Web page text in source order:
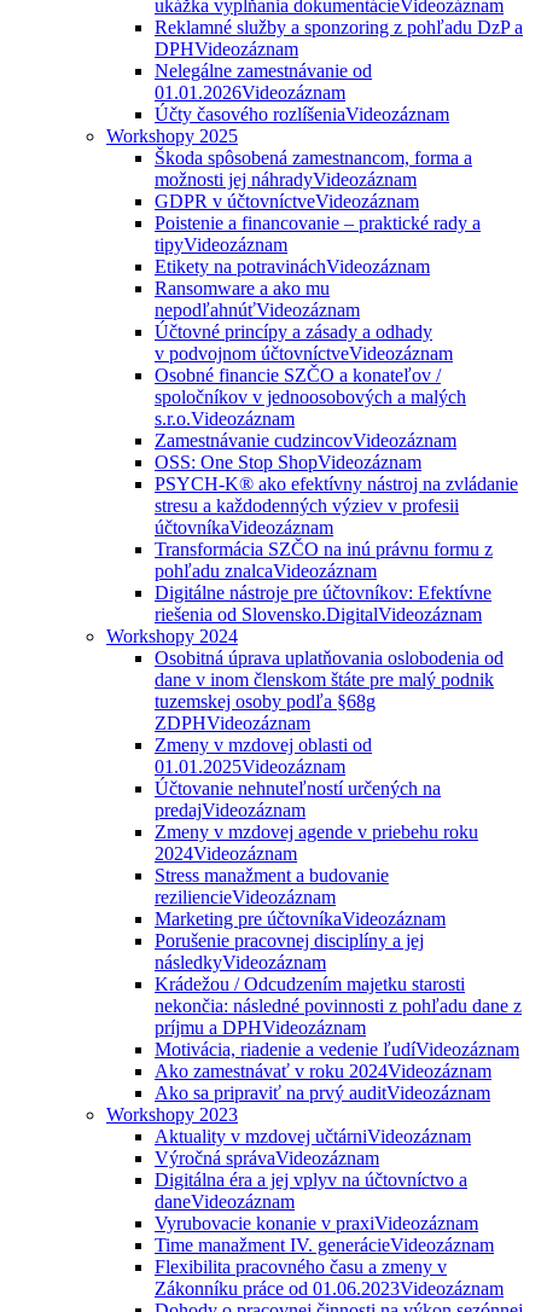
ukážka vypĺňania dokumentácieVideozáznam
Reklamné služby a sponzoring z pohľadu DzP a
DPHVideozáznam
Nelegálne zamestnávanie od
01.01.2026Videozáznam
Účty časového rozlíšeniaVideozáznam
Workshopy 2025
Škoda spôsobená zamestnancom, forma a
možnosti jej náhradyVideozáznam
GDPR v účtovníctveVideozáznam
Poistenie a financovanie – praktické rady a
tipyVideozáznam
Etikety na potravináchVideozáznam
Ransomware a ako mu
nepodľahnúťVideozáznam
Účtovné princípy a zásady a odhady
v podvojnom účtovníctveVideozáznam
Osobné financie SZČO a konateľov /
spoločníkov v jednoosobových a malých
s.r.o.Videozáznam
Zamestnávanie cudzincovVideozáznam
OSS: One Stop ShopVideozáznam
PSYCH-K® ako efektívny nástroj na zvládanie
stresu a každodenných výziev v profesii
účtovníkaVideozáznam
Transformácia SZČO na inú právnu formu z
pohľadu znalcaVideozáznam
Digitálne nástroje pre účtovníkov: Efektívne
riešenia od Slovensko.DigitalVideozáznam
Workshopy 2024
Osobitná úprava uplatňovania oslobodenia od
dane v inom členskom štáte pre malý podnik
tuzemskej osoby podľa §68g
ZDPHVideozáznam
Zmeny v mzdovej oblasti od
01.01.2025Videozáznam
Účtovanie nehnuteľností určených na
predajVideozáznam
Zmeny v mzdovej agende v priebehu roku
2024Videozáznam
Stress manažment a budovanie
reziliencieVideozáznam
Marketing pre účtovníkaVideozáznam
Porušenie pracovnej disciplíny a jej
následkyVideozáznam
Krádežou / Odcudzením majetku starosti
nekončia: následné povinnosti z pohľadu dane z
príjmu a DPHVideozáznam
Motivácia, riadenie a vedenie ľudíVideozáznam
Ako zamestnávať v roku 2024Videozáznam
Ako sa pripraviť na prvý auditVideozáznam
Workshopy 2023
Aktuality v mzdovej učtárniVideozáznam
Výročná správaVideozáznam
Digitálna éra a jej vplyv na účtovníctvo a
daneVideozáznam
Vyrubovacie konanie v praxiVideozáznam
Time manažment IV. generácieVideozáznam
Flexibilita pracovného času a zmeny v
Zákonníku práce od 01.06.2023Videozáznam